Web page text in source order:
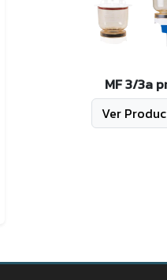
MF 3/3a
Ver